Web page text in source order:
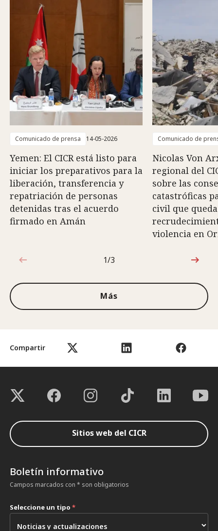
Compartir
Comunicado de prensa 14-05-2026
Yemen: El CICR está listo para
iniciar los preparativos para la
liberación, transferencia y
repatriación de personas
detenidas tras el acuerdo
firmado en Amán
Comunicado de
Nicolas Von
regional del
sobre las
catastróficas
civil que
violencia en
1de3
1/3
Más
Sitios web del CICR
Boletín informativo
Campos marcados con * son obligatorios
Seleccione un tipo *